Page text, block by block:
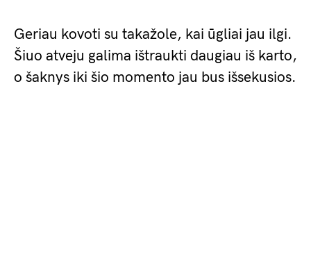
Geriau kovoti su takažole, kai ūgliai jau ilgi.
Šiuo atveju galima ištraukti daugiau iš karto,
o šaknys iki šio momento jau bus išsekusios.